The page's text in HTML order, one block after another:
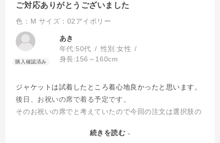
ご対応ありがとうございました
色：M サイズ：02アイボリー
あき
年代:50代 性別:女性
身長:156～160cm
ジャケットは試着したところ着心地良かったと思います。
後日、お祝いの席で着る予定です。
そのお祝いの席でと考えていたので今回の注文は選択肢の
ころ、迅速に対応して頂きとても助かりました。ありがと
続きを読む